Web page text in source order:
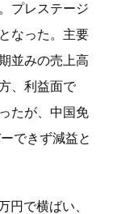
プレステージ
なった。主要
並みの売上高
、利益面で
たが、中国免
できず減益と
円で横ばい、